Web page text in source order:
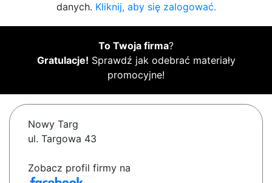
danych. Kliknij, aby się zalogować.
To Twoja firma?
Gratulacje! Sprawdź jak odebrać materiały
promocyjne!
Nowy Targ
ul. Targowa 43
Zobacz profil firmy na